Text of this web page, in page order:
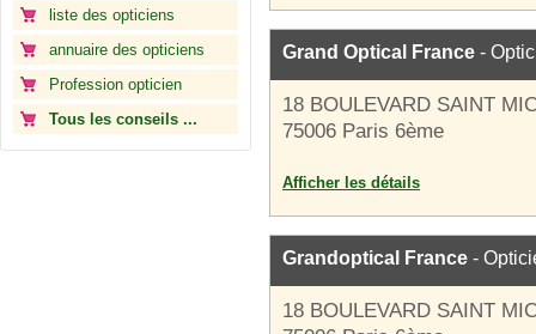
liste des opticiens
annuaire des opticiens
Profession opticien
Tous les conseils ...
Grand Optical France -
18 BOULEVARD SAINT
75006 Paris 6ème
Afficher les détails
Grandoptical France -
18 BOULEVARD SAINT